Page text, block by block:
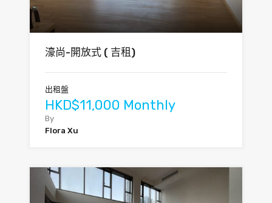
濠尚-開放式 ( 吉租)
出租盤
HKD$11,000 Monthly
By
Flora Xu